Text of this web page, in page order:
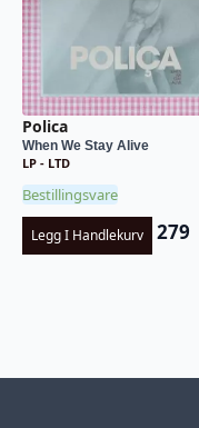
Polica
When We Stay Alive
LP - LTD
Bestillingsvare
Legg I Handlekurv 279